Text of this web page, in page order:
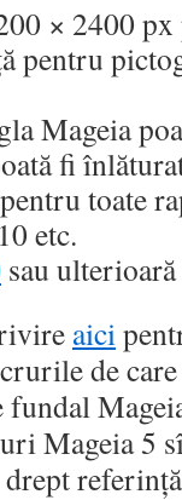
× 2400
pentru
Mageia
fi
toate
etc.
sau ulterioară
aici
de
Mageia 5
drept